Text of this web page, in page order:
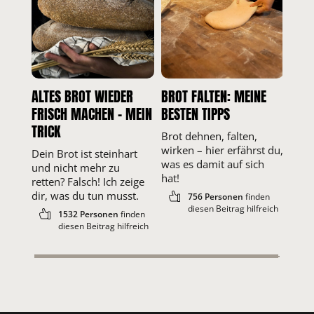
zuhören
ZUM ANTWORTEN ANMELDEN
Sebastian
ZUM ANTWORTEN ANMELDEN
Ken
oder?
ALTES BROT WIEDER
FRISCH MACHEN – MEIN
TRICK
Dein Brot ist steinhart
und nicht mehr zu
retten? Falsch! Ich zeige
dir, was du tun musst.
1532 Personen finden
diesen Beitrag hilfreich
BROT FALTEN: MEINE
BESTEN TIPPS
Brot dehnen, falten,
wirken – hier erfährst du,
was es damit auf sich
hat!
756 Personen finden
diesen Beitrag hilfreich